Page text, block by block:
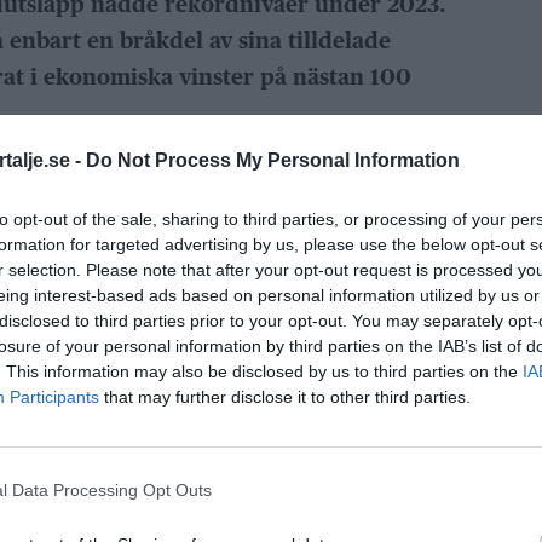
- Do Not Process My Personal Information
opt-out of the sale, sharing to third parties, or processing of your
for targeted advertising by us, please use the below opt-out
selection. Please note that after your opt-out request is processed
interest-based ads based on personal information utilized by us
to third parties prior to your opt-out. You may separately
of your personal information by third parties on the IAB’s list of
This information may also be disclosed by us to third parties on the
Participants that may further disclose it to other third parties.
Data Processing Opt Outs
en bråkdel av sina tilldelade
i ekonomiska vinster på nästan 100
rekordhöga, med
kostnader för förorenare och
kan minska sina utsläpp.
har visat sig vara en förebild i detta
använde en minimal del av sina tilldelade
från Naturvårdsverket som nyhetssajten
för knappt 103 000 ton växthusgaser